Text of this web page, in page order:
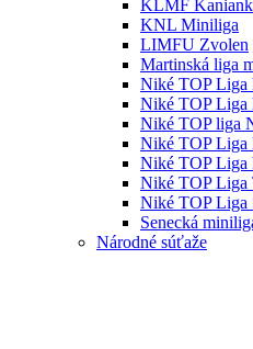
KLMF
KNL Miniliga
LIMFU Zvolen
Martinská liga
Niké TOP Liga
Niké TOP Liga
Niké TOP liga
Niké TOP Liga
Niké TOP Liga
Niké TOP Liga
Niké TOP Liga
Senecká
Národné súťaže